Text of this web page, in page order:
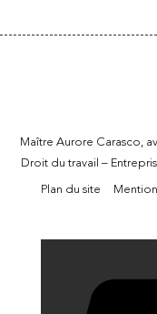
Maître Aurore Carasco,
Droit du travail –
Plan du site